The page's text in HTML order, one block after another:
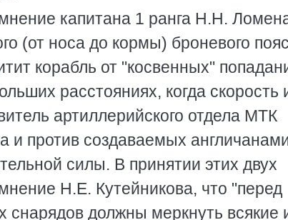
капитана 1 ранга Н.Н.
(от носа до кормы) броневого
корабль от "косвенных"
расстояниях, когда скорость
артиллерийского отдела МТК
и против создаваемых
силы. В принятии этих двух
Н.Е. Кутейникова, что "перед
должны меркнуть всякие